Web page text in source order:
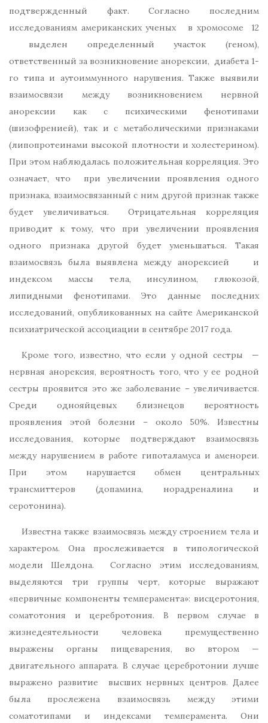
подтвержденный факт. Согласно последним
исследованиям американских ученых в хромосоме 12
выделен определенный участок (геном),
ответственный за возникновение анорексии, диабета 1-
го типа и аутоиммунного нарушения. Также выявили
взаимосвязи между возникновением нервной
анорексии как с психическими фенотипами
(шизофренией), так и с метаболическими признаками
(липопротеинами высокой плотности и холестерином).
При этом наблюдалась положительная корреляция. Это
означает, что при увеличении проявления одного
признака, взаимосвязанный с ним другой признак также
будет увеличиваться. Отрицательная корреляция
приводит к тому, что при увеличении проявления
одного признака другой будет уменьшаться. Такая
взаимосвязь была выявлена между анорексией и
индексом массы тела, инсулином, глюкозой,
липидными фенотипами. Это данные последних
исследований, опубликованных на сайте Американской
психиатрической ассоциации в сентябре 2017 года.
Кроме того, известно, что если у одной сестры —
нервная анорексия, вероятность того, что у ее родной
сестры проявится это же заболевание – увеличивается.
Среди однояйцевых близнецов вероятность
проявления этой болезни – около 50%. Известны
исследования, которые подтверждают взаимосвязь
между нарушением в работе гипоталамуса и аменореи.
При этом нарушается обмен центральных
трансмиттеров (допамина, норадреналина и
серотонина).
Известна также взаимосвязь между строением тела и
характером. Она прослеживается в типологической
модели Шелдона. Согласно этим исследованиям,
выделяются три группы черт, которые выражают
«первичные компоненты темперамента»: висцеротония,
соматотония и церебротония. В первом случае в
жизнедеятельности человека премущественно
выражены органы пищеварения, во втором —
двигательного аппарата. В случае церебротонии лучше
выражено развитие высших нервных центров. Далее
была прослежена взаимосвязь между этими
соматотипами и индексами темперамента. Они